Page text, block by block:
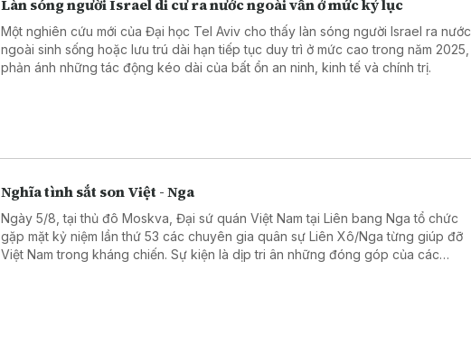
Làn sóng người Israel di cư ra nước ngoài vẫn ở mức kỷ lục
Một nghiên cứu mới của Đại học Tel Aviv cho thấy làn sóng người Israel ra nước
ngoài sinh sống hoặc lưu trú dài hạn tiếp tục duy trì ở mức cao trong năm 2025,
phản ánh những tác động kéo dài của bất ổn an ninh, kinh tế và chính trị.
Nghĩa tình sắt son Việt - Nga
Ngày 5/8, tại thủ đô Moskva, Đại sứ quán Việt Nam tại Liên bang Nga tổ chức
gặp mặt kỷ niệm lần thứ 53 các chuyên gia quân sự Liên Xô/Nga từng giúp đỡ
Việt Nam trong kháng chiến. Sự kiện là dịp tri ân những đóng góp của các